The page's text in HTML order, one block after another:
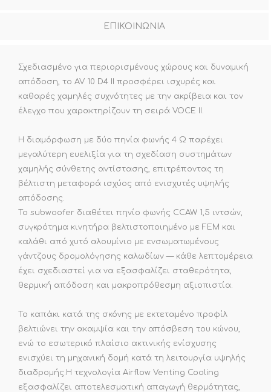
ΕΠΙΚΟΙΝΩΝΙΑ
Σχεδιασμένο για περιορισμένους χώρους και δυναμική
απόδοση, το AV 10 D4 II προσφέρει ισχυρές και
καθαρές χαμηλές συχνότητες με την ακρίβεια και τον
έλεγχο που χαρακτηρίζουν τη σειρά VOCE II.
Η διαμόρφωση με δύο πηνία φωνής 4 Ω παρέχει
μεγαλύτερη ευελιξία για τη σχεδίαση συστημάτων
χαμηλής σύνθετης αντίστασης, επιτρέποντας τη
βέλτιστη μεταφορά ισχύος από ενισχυτές υψηλής
απόδοσης.
Το subwoofer διαθέτει πηνίο φωνής CCAW 1,5 ιντσών,
συγκρότημα κινητήρα βελτιστοποιημένο με FEM και
καλάθι από χυτό αλουμίνιο με ενσωματωμένους
γάντζους δρομολόγησης καλωδίων — κάθε λεπτομέρεια
έχει σχεδιαστεί για να εξασφαλίζει σταθερότητα,
θερμική απόδοση και μακροπρόθεσμη αξιοπιστία.
Το καπάκι κατά της σκόνης με εκτεταμένο προφίλ
βελτιώνει την ακαμψία και την απόσβεση του κώνου,
ενώ το εσωτερικό πλαίσιο ακτινικής ενίσχυσης
ενισχύει τη μηχανική δομή κατά τη λειτουργία υψηλής
διαδρομής.Η τεχνολογία Airflow Venting Cooling
εξασφαλίζει αποτελεσματική απαγωγή θερμότητας,